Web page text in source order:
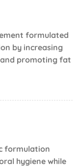
formulated
by increasing
promoting fat
formulation
hygiene while